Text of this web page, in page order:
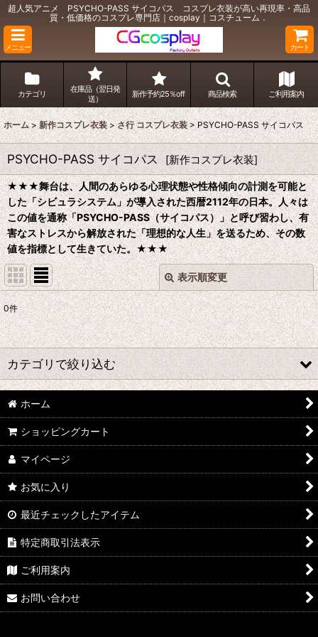
超人気アニメ PSYCHO-PASS サイコパス コスプレ衣装が高い再現率・高品
質・低価格のコスプレ専門店｜cosplay｜コスチューム．
メニュー カート
カテゴリ
在庫品（翌日発
送）
新作予約25％off 商品検索 ご利用案内
ホーム > 新作コスプレ衣装 > さ行 コスプレ衣装 > PSYCHO-PASS サイコパス
PSYCHO-PASS サイコパス [新作コスプレ衣装]
★★★舞台は、人間のあらゆる心理状態や性格傾向の計測を可能と
した「シビュラシステム」が導入された西暦2112年の日本。人々は
この値を通称「PSYCHO-PASS（サイコパス）」と呼び習わし、有
害なストレスから解放された「理想的な人生」を送るため、その数
値を指標として生きていた。★★★
表示順変更
表示数 :
並び順:
閉じる
0件
カテゴリで絞り込む
さ行 コスプレ衣装 (全商品)
千銃士
戦刻ナイトブラッド
地縛少年花子くん
ゾンビランドサガ
ジョジョの奇妙な冒険
さばげぶっ!
ホーム
ショッピングカート
マイページ
お気に入り
最近チェックしたアイテム
特定商取引法表示
ご利用案内
お問い合わせ